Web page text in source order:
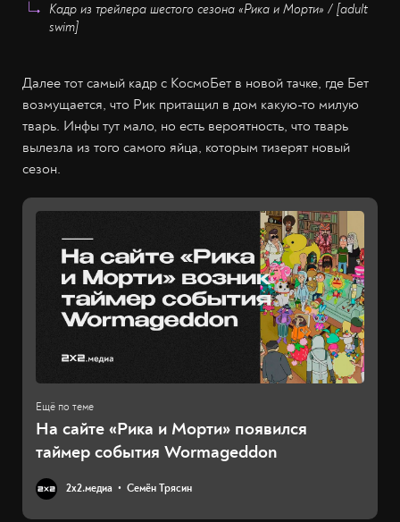
Кадр из трейлера шестого сезона «Рика и Морти» / [adult
swim]
Далее тот самый кадр с КосмоБет в новой тачке, где Бет
возмущается, что Рик притащил в дом какую-то милую
тварь. Инфы тут мало, но есть вероятность, что тварь
вылезла из того самого яйца, которым тизерят новый
сезон.
На сайте «Рика и Морти» появился
таймер события Wormageddon
2х2.медиа Семён Трясин